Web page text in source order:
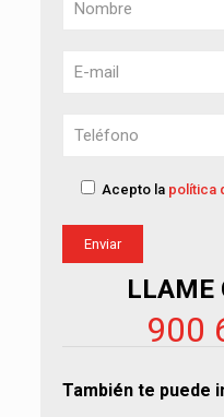
Acepto la política
LLAME
900
También te puede